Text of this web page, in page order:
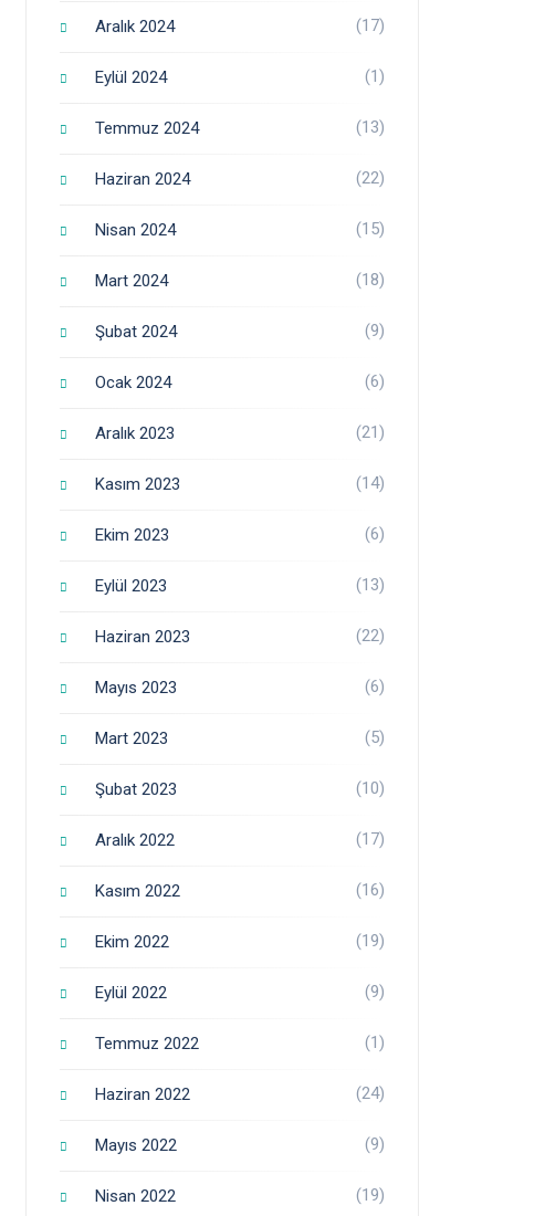
Aralık 2024 (17)
Eylül 2024 (1)
Temmuz 2024 (13)
Haziran 2024 (22)
Nisan 2024 (15)
Mart 2024 (18)
Şubat 2024 (9)
Ocak 2024 (6)
Aralık 2023 (21)
Kasım 2023 (14)
Ekim 2023 (6)
Eylül 2023 (13)
Haziran 2023 (22)
Mayıs 2023 (6)
Mart 2023 (5)
Şubat 2023 (10)
Aralık 2022 (17)
Kasım 2022 (16)
Ekim 2022 (19)
Eylül 2022 (9)
Temmuz 2022 (1)
Haziran 2022 (24)
Mayıs 2022 (9)
Nisan 2022 (19)